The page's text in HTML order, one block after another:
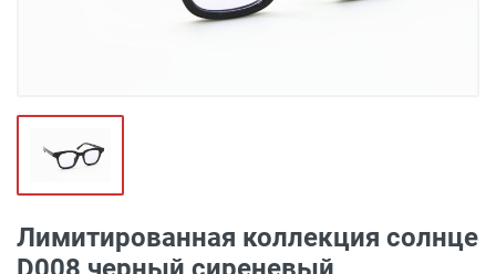
Лимитированная коллекция солнце